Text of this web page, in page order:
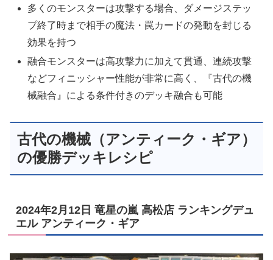
多くのモンスターは攻撃する場合、ダメージステッ
プ終了時まで相手の魔法・罠カードの発動を封じる
効果を持つ
融合モンスターは高攻撃力に加えて貫通、連続攻撃
などフィニッシャー性能が非常に高く、『古代の機
械融合』による条件付きのデッキ融合も可能
古代の機械（アンティーク・ギア）
の優勝デッキレシピ
2024年2月12日 竜星の嵐 高松店 ランキングデュ
エル アンティーク・ギア